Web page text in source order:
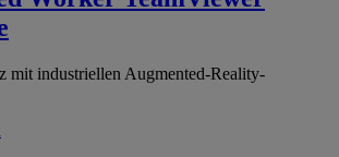
mit industriellen Augmented-Reality-